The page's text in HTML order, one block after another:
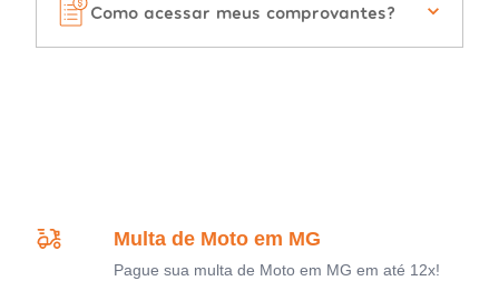
Como acessar meus comprovantes?
Multa de Moto em MG
Pague sua multa de Moto em MG em até 12x!